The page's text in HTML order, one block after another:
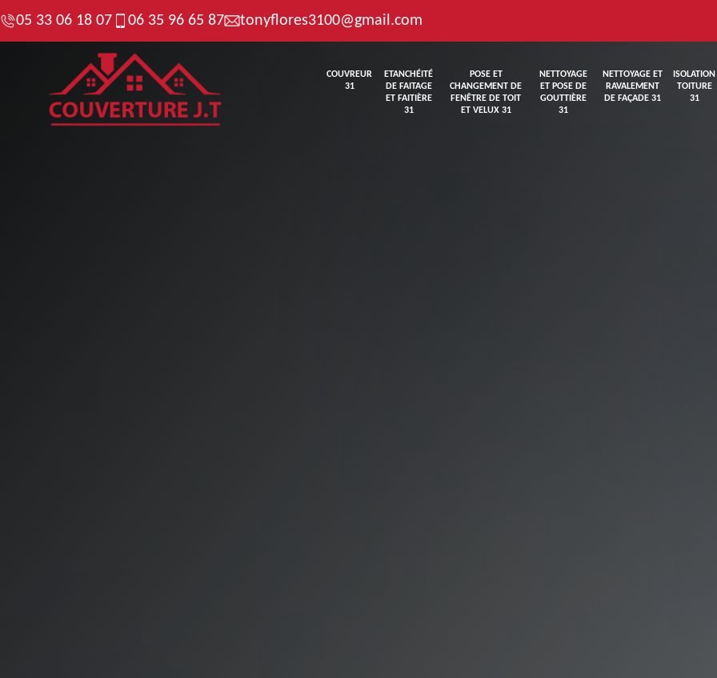
05 33 06 18 07 06 35 96 65 87 tonyflores3100@gmail.com
COUVREUR
31
ETANCHÉITÉ
DE FAITAGE
ET FAITIÈRE
31
POSE ET
CHANGEMENT DE
FENÊTRE DE TOIT
ET VELUX 31
NETTOYAGE
ET POSE DE
GOUTTIÈRE
31
NETTOYAGE ET
RAVALEMENT
DE FAÇADE 31
ISOLATION
TOITURE
31